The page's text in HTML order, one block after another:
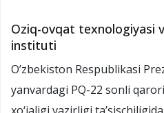
Oziq-ovqat texnologiyasi
instituti
O’zbekiston Respublikasi
yanvardagi PQ-22 sonli